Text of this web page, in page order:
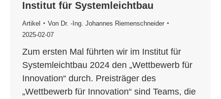
Institut für Systemleichtbau
Artikel Von Dr. -Ing. Johannes Riemenschneider
2025-02-07
Zum ersten Mal führten wir im Institut für
Systemleichtbau 2024 den „Wettbewerb für
Innovation“ durch. Preisträger des
„Wettbewerb für Innovation“ sind Teams, die